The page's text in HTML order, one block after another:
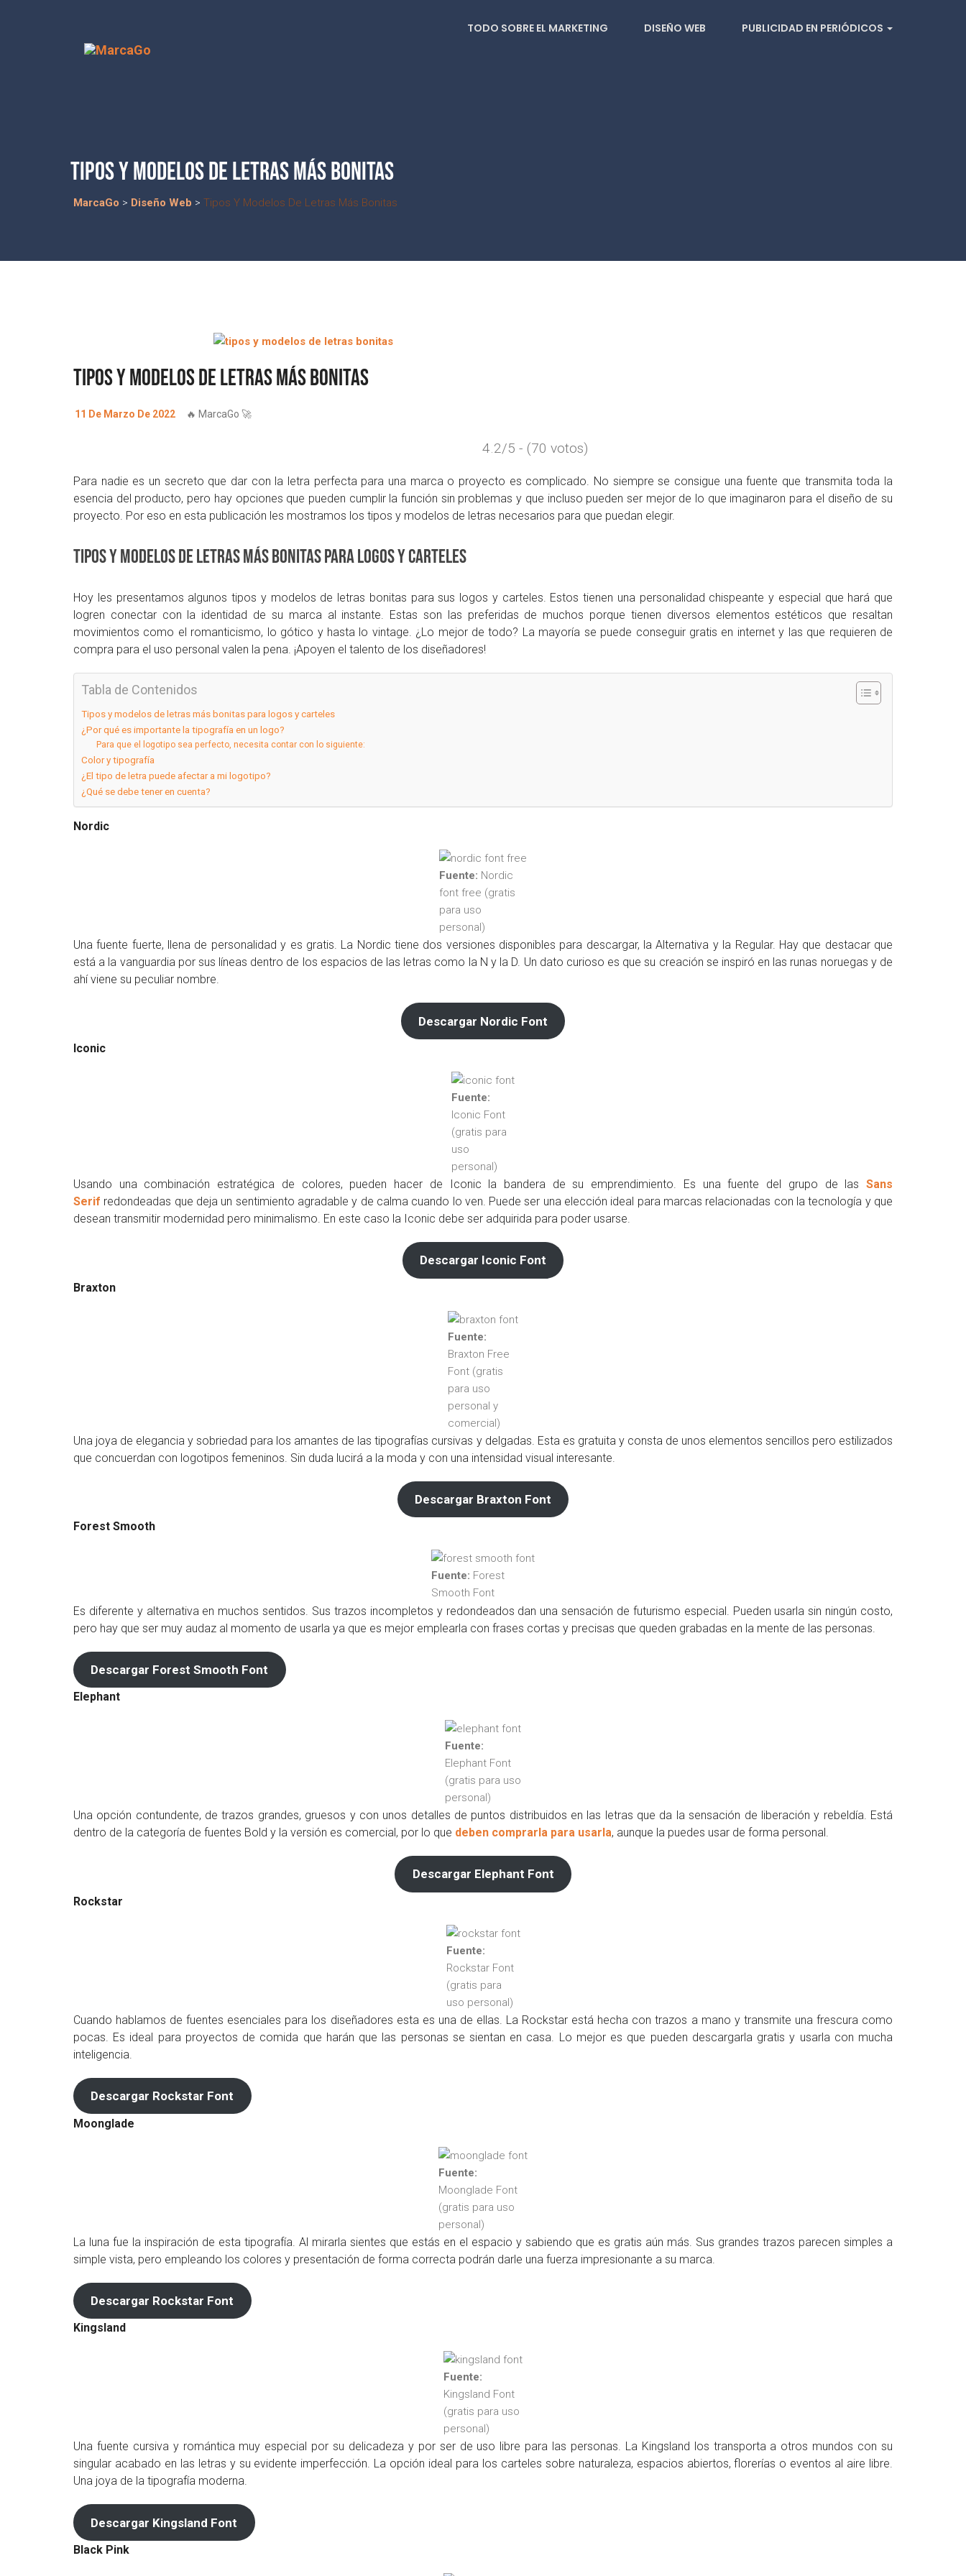
TODO SOBRE EL MARKETING DISEÑO WEB PUBLICIDAD EN PERIÓDICOS
TIPOS Y MODELOS DE LETRAS MÁS BONITAS
MarcaGo > Diseño Web > Tipos Y Modelos De Letras Más Bonitas
Tipos y modelos de letras más bonitas
11 De Marzo De 2022 🔥 MarcaGo 🚀
4.2/5 - (70 votos)
Para nadie es un secreto que dar con la letra perfecta para una marca o proyecto es complicado. No siempre se consigue una fuente que transmita toda la
esencia del producto, pero hay opciones que pueden cumplir la función sin problemas y que incluso pueden ser mejor de lo que imaginaron para el diseño de su
proyecto. Por eso en esta publicación les mostramos los tipos y modelos de letras necesarios para que puedan elegir.
Tipos y modelos de letras más bonitas para logos y carteles
Hoy les presentamos algunos tipos y modelos de letras bonitas para sus logos y carteles. Estos tienen una personalidad chispeante y especial que hará que
logren conectar con la identidad de su marca al instante. Estas son las preferidas de muchos porque tienen diversos elementos estéticos que resaltan
movimientos como el romanticismo, lo gótico y hasta lo vintage. ¿Lo mejor de todo? La mayoría se puede conseguir gratis en internet y las que requieren de
compra para el uso personal valen la pena. ¡Apoyen el talento de los diseñadores!
Tabla de Contenidos
Tipos y modelos de letras más bonitas para logos y carteles
¿Por qué es importante la tipografía en un logo?
Para que el logotipo sea perfecto, necesita contar con lo siguiente:
Color y tipografía
¿El tipo de letra puede afectar a mi logotipo?
¿Qué se debe tener en cuenta?
Nordic
Fuente: Nordic
font free (gratis
para uso
personal)
Una fuente fuerte, llena de personalidad y es gratis. La Nordic tiene dos versiones disponibles para descargar, la Alternativa y la Regular. Hay que destacar que
está a la vanguardia por sus líneas dentro de los espacios de las letras como la N y la D. Un dato curioso es que su creación se inspiró en las runas noruegas y de
ahí viene su peculiar nombre.
Descargar Nordic Font
Iconic
Fuente:
Iconic Font
(gratis para
uso
personal)
Usando una combinación estratégica de colores, pueden hacer de Iconic la bandera de su emprendimiento. Es una fuente del grupo de las Sans
Serif redondeadas que deja un sentimiento agradable y de calma cuando lo ven. Puede ser una elección ideal para marcas relacionadas con la tecnología y que
desean transmitir modernidad pero minimalismo. En este caso la Iconic debe ser adquirida para poder usarse.
Descargar Iconic Font
Braxton
Fuente:
Braxton Free
Font (gratis
para uso
personal y
comercial)
Una joya de elegancia y sobriedad para los amantes de las tipografías cursivas y delgadas. Esta es gratuita y consta de unos elementos sencillos pero estilizados
que concuerdan con logotipos femeninos. Sin duda lucirá a la moda y con una intensidad visual interesante.
Descargar Braxton Font
Forest Smooth
Fuente: Forest
Smooth Font
Es diferente y alternativa en muchos sentidos. Sus trazos incompletos y redondeados dan una sensación de futurismo especial. Pueden usarla sin ningún costo,
pero hay que ser muy audaz al momento de usarla ya que es mejor emplearla con frases cortas y precisas que queden grabadas en la mente de las personas.
Descargar Forest Smooth Font
Elephant
Fuente:
Elephant Font
(gratis para uso
personal)
Una opción contundente, de trazos grandes, gruesos y con unos detalles de puntos distribuidos en las letras que da la sensación de liberación y rebeldía. Está
dentro de la categoría de fuentes Bold y la versión es comercial, por lo que deben comprarla para usarla, aunque la puedes usar de forma personal.
Descargar Elephant Font
Rockstar
Fuente:
Rockstar Font
(gratis para
uso personal)
Cuando hablamos de fuentes esenciales para los diseñadores esta es una de ellas. La Rockstar está hecha con trazos a mano y transmite una frescura como
pocas. Es ideal para proyectos de comida que harán que las personas se sientan en casa. Lo mejor es que pueden descargarla gratis y usarla con mucha
inteligencia.
Descargar Rockstar Font
Moonglade
Fuente:
Moonglade Font
(gratis para uso
personal)
La luna fue la inspiración de esta tipografía. Al mirarla sientes que estás en el espacio y sabiendo que es gratis aún más. Sus grandes trazos parecen simples a
simple vista, pero empleando los colores y presentación de forma correcta podrán darle una fuerza impresionante a su marca.
Descargar Rockstar Font
Kingsland
Fuente:
Kingsland Font
(gratis para uso
personal)
Una fuente cursiva y romántica muy especial por su delicadeza y por ser de uso libre para las personas. La Kingsland los transporta a otros mundos con su
singular acabado en las letras y su evidente imperfección. La opción ideal para los carteles sobre naturaleza, espacios abiertos, florerías o eventos al aire libre.
Una joya de la tipografía moderna.
Descargar Kingsland Font
Black Pink